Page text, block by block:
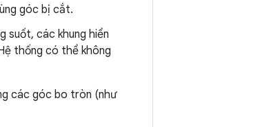
góc bị cắt.
suốt, các khung hiển
thống có thể không
các góc bo tròn (như